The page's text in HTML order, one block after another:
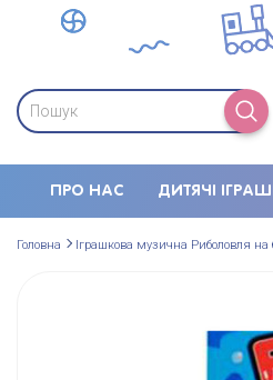
ПРО НАС ДИТЯЧІ
Головна Іграшкова музична Риболовля